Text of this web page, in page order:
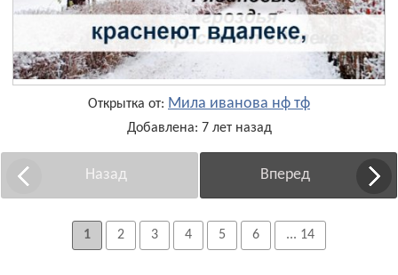
Открытка от: Мила иванова нф тф
Добавлена: 7 лет назад
Назад Вперед
1 2 3 4 5 6 ... 14